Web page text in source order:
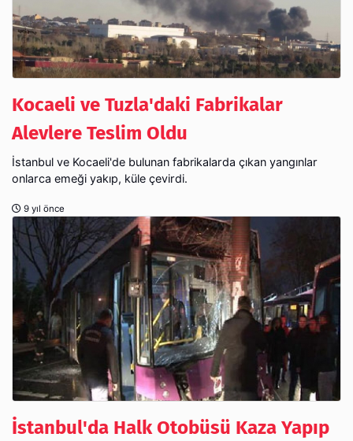
Kocaeli ve Tuzla'daki Fabrikalar
Alevlere Teslim Oldu
İstanbul ve Kocaeli'de bulunan fabrikalarda çıkan yangınlar
onlarca emeği yakıp, küle çevirdi.
9 yıl önce
İstanbul'da Halk Otobüsü Kaza Yapıp